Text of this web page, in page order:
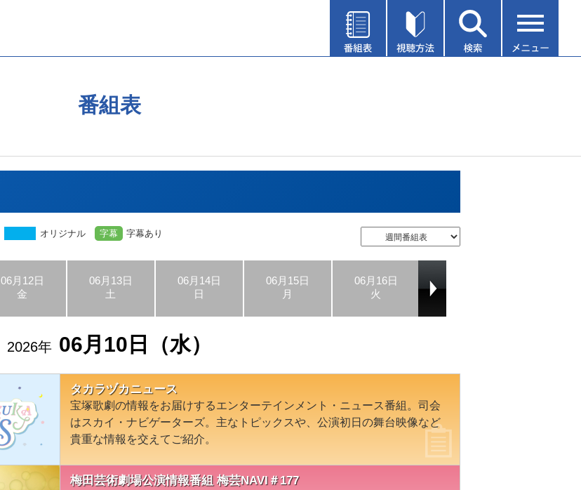
番組表
オリジナル 字幕 字幕あり
06月12日
金
06月13日
土
06月14日
日
06月15日
月
06月16日
火
2026年 06月10日（水）
タカラヅカニュース
宝塚歌劇の情報をお届けするエンターテインメント・ニュース番組。司会
はスカイ・ナビゲーターズ。主なトピックスや、公演初日の舞台映像など
貴重な情報を交えてご紹介。
梅田芸術劇場公演情報番組 梅芸NAVI＃177